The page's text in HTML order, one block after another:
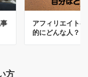
アフィリエイト
的にどんな人？
方